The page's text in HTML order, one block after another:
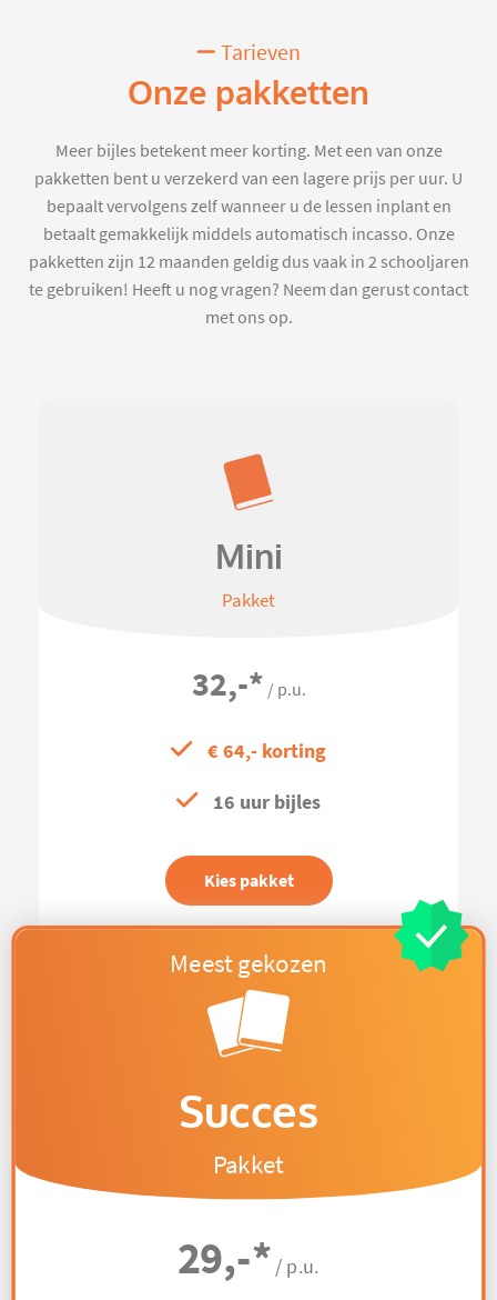
Tarieven
Onze pakketten
Meer bijles betekent meer korting. Met een van onze
pakketten bent u verzekerd van een lagere prijs per uur. U
bepaalt vervolgens zelf wanneer u de lessen inplant en
betaalt gemakkelijk middels automatisch incasso. Onze
pakketten zijn 12 maanden geldig dus vaak in 2 schooljaren
te gebruiken! Heeft u nog vragen? Neem dan gerust contact
met ons op.
Mini
Pakket
32,-* / p.u.
€ 64,- korting
16 uur bijles
Kies pakket
Succes
Pakket
29,-* / p.u.